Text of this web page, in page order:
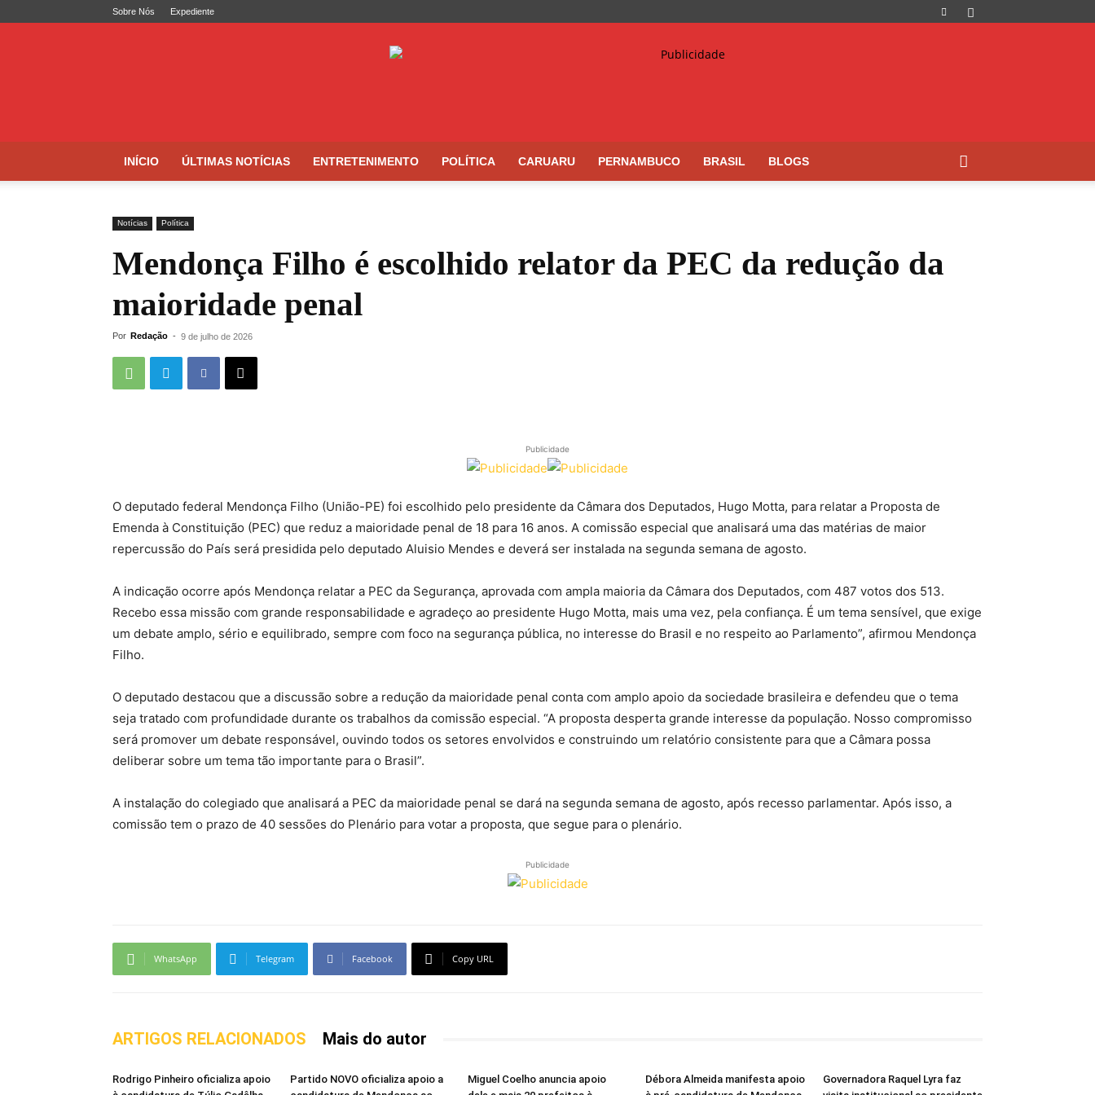
Sobre Nós Expediente
INÍCIO ÚLTIMAS NOTÍCIAS ENTRETENIMENTO POLÍTICA CARUARU PERNAMBUCO BRASIL BLOGS
Notícias Política
Mendonça Filho é escolhido relator da PEC da redução da
maioridade penal
Por Redação - 9 de julho de 2026
Publicidade
O deputado federal Mendonça Filho (União-PE) foi escolhido pelo presidente da Câmara dos Deputados, Hugo Motta, para relatar a Proposta de
Emenda à Constituição (PEC) que reduz a maioridade penal de 18 para 16 anos. A comissão especial que analisará uma das matérias de maior
repercussão do País será presidida pelo deputado Aluisio Mendes e deverá ser instalada na segunda semana de agosto.
A indicação ocorre após Mendonça relatar a PEC da Segurança, aprovada com ampla maioria da Câmara dos Deputados, com 487 votos dos 513.
Recebo essa missão com grande responsabilidade e agradeço ao presidente Hugo Motta, mais uma vez, pela confiança. É um tema sensível, que exige
um debate amplo, sério e equilibrado, sempre com foco na segurança pública, no interesse do Brasil e no respeito ao Parlamento”, afirmou Mendonça
Filho.
O deputado destacou que a discussão sobre a redução da maioridade penal conta com amplo apoio da sociedade brasileira e defendeu que o tema
seja tratado com profundidade durante os trabalhos da comissão especial. “A proposta desperta grande interesse da população. Nosso compromisso
será promover um debate responsável, ouvindo todos os setores envolvidos e construindo um relatório consistente para que a Câmara possa
deliberar sobre um tema tão importante para o Brasil”.
A instalação do colegiado que analisará a PEC da maioridade penal se dará na segunda semana de agosto, após recesso parlamentar. Após isso, a
comissão tem o prazo de 40 sessões do Plenário para votar a proposta, que segue para o plenário.
Publicidade
WhatsApp Telegram Facebook Copy URL
ARTIGOS RELACIONADOS Mais do autor
Rodrigo Pinheiro oficializa apoio
Partido NOVO oficializa apoio a
Miguel Coelho anuncia apoio
Débora Almeida manifesta apoio
Governadora Raquel Lyra faz